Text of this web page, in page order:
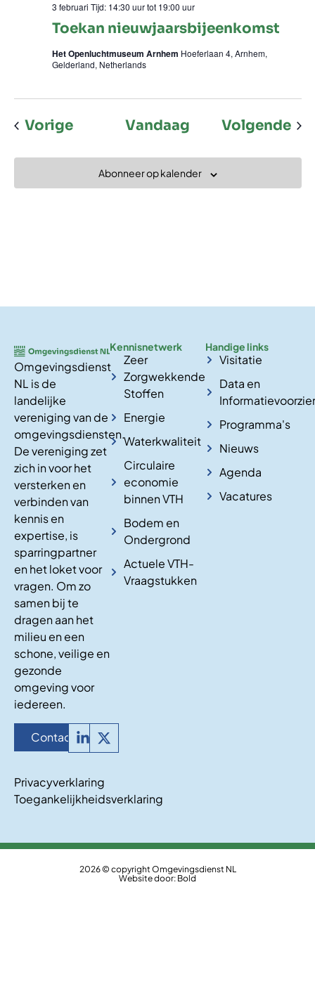
Toekan nieuwjaarsbijeenkomst
3 februari Tijd: 14:30 uurtot 19:00 uur
Het Openluchtmuseum Arnhem Hoeferlaan 4, Arnhem,
Gelderland, Netherlands
VorigeEvenementen
Vandaag Volgende
Abonneer op kalender
Omgevingsdienst
NL is de
landelijke
vereniging van de
omgevingsdiensten.
De vereniging zet
zich in voor het
versterken en
verbinden van
kennis en
expertise, is
sparringpartner
en het loket voor
vragen. Om zo
samen bij te
dragen aan het
milieu en een
schone, veilige en
gezonde
omgeving voor
iedereen.
Contact
Kennisnetwerk
Zeer
Zorgwekkende
Stoffen
Energie
Waterkwaliteit
Circulaire
economie
binnen VTH
Bodem en
Ondergrond
Actuele VTH-
Vraagstukken
Handige links
Visitatie
Data en
Programma's
Nieuws
Agenda
Vacatures
Privacyverklaring
Toegankelijkheidsverklaring
2026 © copyright Omgevingsdienst NL
Website door: Bold